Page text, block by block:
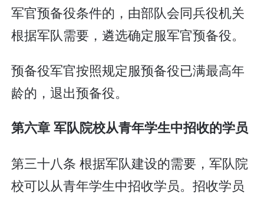
军官预备役条件的，由部队会同兵役机关
根据军队需要，遴选确定服军官预备役。
预备役军官按照规定服预备役已满最高年
龄的，退出预备役。
第六章 军队院校从青年学生中招收的学员
第三十八条 根据军队建设的需要，军队院
校可以从青年学生中招收学员。招收学员